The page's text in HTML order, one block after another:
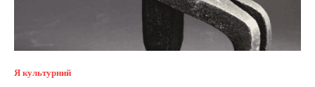
Я культурний